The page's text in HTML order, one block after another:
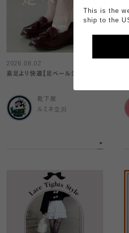
2026.08.02
素足より快適【足ベールシリーズ】
靴下屋
ルミネ立川
This is the
ship to the